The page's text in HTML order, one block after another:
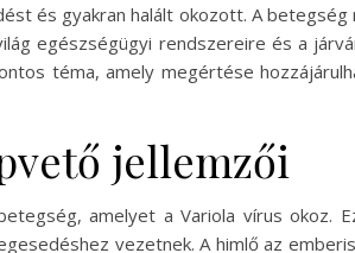
és gyakran halált okozott. A
egészségügyi rendszereire és a
téma, amely megértése
jellemzői
amelyet a Variola vírus okoz.
vezetnek. A himlő az